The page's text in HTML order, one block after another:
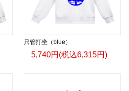
只管打坐（blue）
5,740円(税込6,315円)